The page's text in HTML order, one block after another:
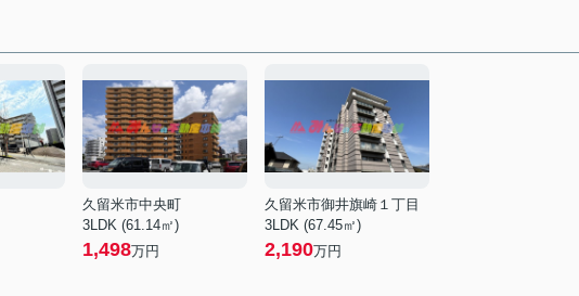
久留米市中央町
3LDK (61.14㎡)
1,498万円
久留米市御井旗崎１丁目
3LDK (67.45㎡)
2,190万円